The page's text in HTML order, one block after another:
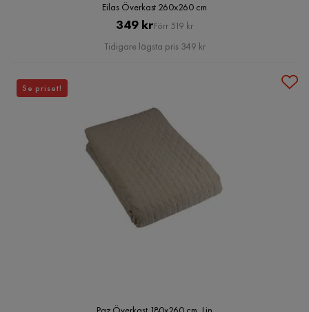
Eilas Överkast 260x260 cm
Pris
349 krOriginal
Pris
Förr 519 kr
Tidigare lägsta pris 349 kr
Se priset!